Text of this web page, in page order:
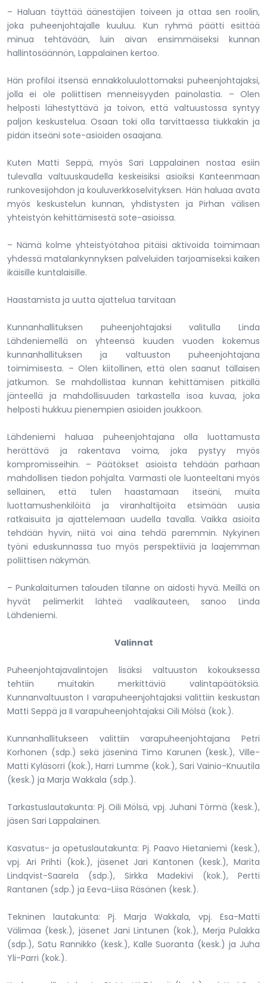
– Haluan täyttää äänestäjien toiveen ja ottaa sen roolin,
joka puheenjohtajalle kuuluu. Kun ryhmä päätti esittää
minua tehtävään, luin aivan ensimmäiseksi kunnan
hallintosäännön, Lappalainen kertoo.
Hän profiloi itsensä ennakkoluulottomaksi puheenjohtajaksi,
jolla ei ole poliittisen menneisyyden painolastia. – Olen
helposti lähestyttävä ja toivon, että valtuustossa syntyy
paljon keskustelua. Osaan toki olla tarvittaessa tiukkakin ja
pidän itseäni sote-asioiden osaajana.
Kuten Matti Seppä, myös Sari Lappalainen nostaa esiin
tulevalla valtuuskaudella keskeisiksi asioiksi Kanteenmaan
runkovesijohdon ja kouluverkkoselvityksen. Hän haluaa avata
myös keskustelun kunnan, yhdistysten ja Pirhan välisen
yhteistyön kehittämisestä sote-asioissa.
– Nämä kolme yhteistyötahoa pitäisi aktivoida toimimaan
yhdessä matalankynnyksen palveluiden tarjoamiseksi kaiken
ikäisille kuntalaisille.
Haastamista ja uutta ajattelua tarvitaan
Kunnanhallituksen puheenjohtajaksi valitulla Linda
Lähdeniemellä on yhteensä kuuden vuoden kokemus
kunnanhallituksen ja valtuuston puheenjohtajana
toimimisesta. – Olen kiitollinen, että olen saanut tällaisen
jatkumon. Se mahdollistaa kunnan kehittämisen pitkällä
jänteellä ja mahdollisuuden tarkastella isoa kuvaa, joka
helposti hukkuu pienempien asioiden joukkoon.
Lähdeniemi haluaa puheenjohtajana olla luottamusta
herättävä ja rakentava voima, joka pystyy myös
kompromisseihin. – Päätökset asioista tehdään parhaan
mahdollisen tiedon pohjalta. Varmasti ole luonteeltani myös
sellainen, että tulen haastamaan itseäni, muita
luottamushenkilöitä ja viranhaltijoita etsimään uusia
ratkaisuita ja ajattelemaan uudella tavalla. Vaikka asioita
tehdään hyvin, niitä voi aina tehdä paremmin. Nykyinen
työni eduskunnassa tuo myös perspektiiviä ja laajemman
poliittisen näkymän.
– Punkalaitumen talouden tilanne on aidosti hyvä. Meillä on
hyvät pelimerkit lähteä vaalikauteen, sanoo Linda
Lähdeniemi.
Valinnat
Puheenjohtajavalintojen lisäksi valtuuston kokouksessa
tehtiin muitakin merkittäviä valintapäätöksiä.
Kunnanvaltuuston I varapuheenjohtajaksi valittiin keskustan
Matti Seppä ja II varapuheenjohtajaksi Oili Mölsä (kok.).
Kunnanhallitukseen valittiin varapuheenjohtajana Petri
Korhonen (sdp.) sekä jäseninä Timo Karunen (kesk.), Ville-
Matti Kyläsorri (kok.), Harri Lumme (kok.), Sari Vainio-Knuutila
(kesk.) ja Marja Wakkala (sdp.).
Tarkastuslautakunta: Pj. Oili Mölsä, vpj. Juhani Törmä (kesk.),
jäsen Sari Lappalainen.
Kasvatus- ja opetuslautakunta: Pj. Paavo Hietaniemi (kesk.),
vpj. Ari Prihti (kok.), jäsenet Jari Kantonen (kesk.), Marita
Lindqvist-Saarela (sdp.), Sirkka Madekivi (kok.), Pertti
Rantanen (sdp.) ja Eeva-Liisa Räsänen (kesk.).
Tekninen lautakunta: Pj. Marja Wakkala, vpj. Esa-Matti
Välimaa (kesk.), jäsenet Jani Lintunen (kok.), Merja Pulakka
(sdp.), Satu Rannikko (kesk.), Kalle Suoranta (kesk.) ja Juha
Yli-Parri (kok.).